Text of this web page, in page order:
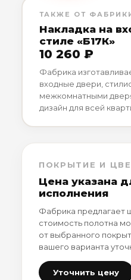
ТАКЖЕ ОТ
Накладка на
стиле «Б17К»
10 260 ₽
Фабрика
входные двери,
межкомнатными
дизайн для всей
ПОКРЫТИЕ И
Цена указана
исполнения
Фабрика предлагает
стоимость полотна
от выбранного
вашего варианта
Уточнить цену